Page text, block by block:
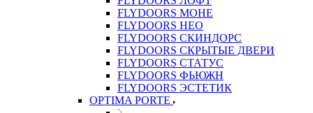
FLYDOORS МОНЕ
FLYDOORS НЕО
FLYDOORS СКИНДОРС
FLYDOORS СКРЫТЫЕ ДВЕРИ
FLYDOORS СТАТУС
FLYDOORS ФЬЮЖН
FLYDOORS ЭСТЕТИК
OPTIMA PORTE